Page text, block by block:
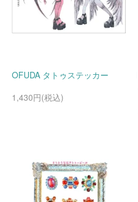
OFUDA タトゥステッカー
1,430円(税込)